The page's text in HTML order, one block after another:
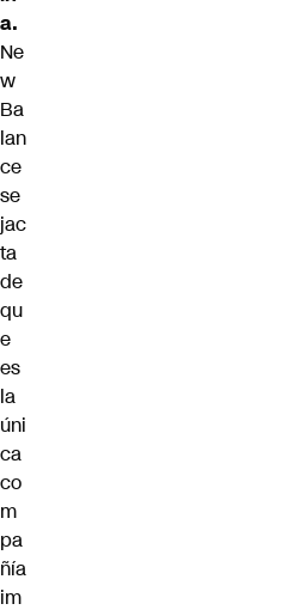
a.
Ne
w
Ba
lan
ce
se
jac
ta
de
qu
e
es
la
úni
ca
co
m
pa
ñía
im